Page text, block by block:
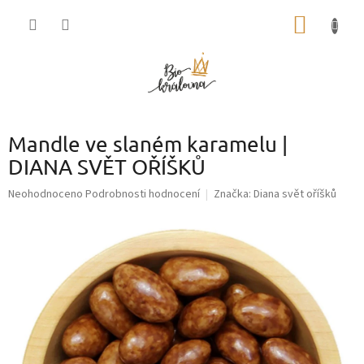
Mandle ve slaném karamelu |
DIANA SVĚT OŘÍŠKŮ
Průměrné
hvězdiček.
Neohodnoceno Podrobnosti hodnocení Značka: Diana svět oříšků